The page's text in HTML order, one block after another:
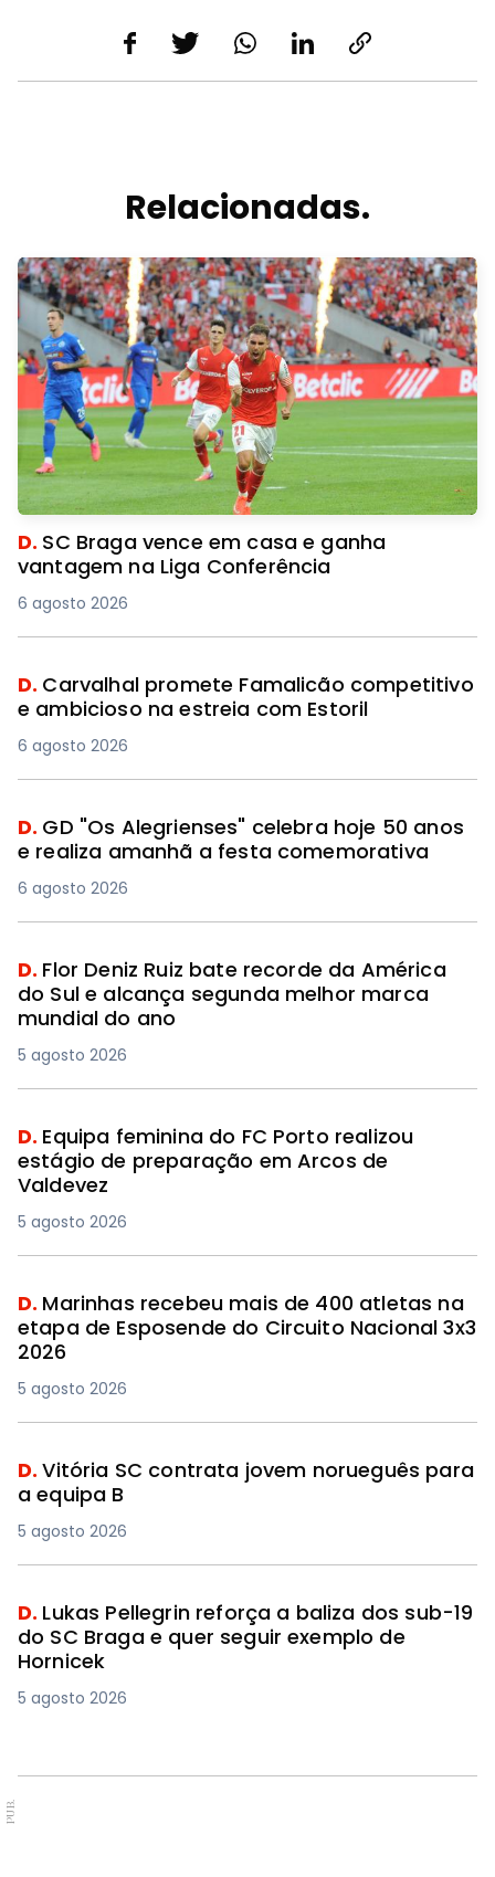
Relacionadas.
D. SC Braga vence em casa e ganha
vantagem na Liga Conferência
6 agosto 2026
D. Carvalhal promete Famalicão competitivo
e ambicioso na estreia com Estoril
6 agosto 2026
D. GD "Os Alegrienses" celebra hoje 50 anos
e realiza amanhã a festa comemorativa
6 agosto 2026
D. Flor Deniz Ruiz bate recorde da América
do Sul e alcança segunda melhor marca
mundial do ano
5 agosto 2026
D. Equipa feminina do FC Porto realizou
estágio de preparação em Arcos de
Valdevez
5 agosto 2026
D. Marinhas recebeu mais de 400 atletas na
etapa de Esposende do Circuito Nacional 3x3
2026
5 agosto 2026
D.Vitória SC contrata jovem norueguês para
a equipa B
5 agosto 2026
D. Lukas Pellegrin reforça a baliza dos sub-19
do SC Braga e quer seguir exemplo de
Hornicek
5 agosto 2026
PUB.